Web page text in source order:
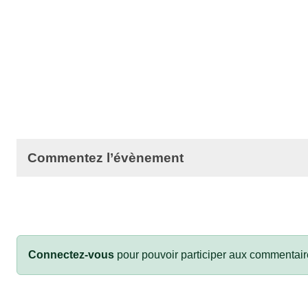
Commentez l’évènement
Connectez-vous pour pouvoir participer aux